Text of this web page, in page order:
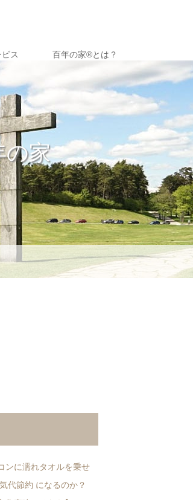
ス 百年の家®︎とは？
の家
ンに濡れタオルを乗せ
代節約 になるのか？